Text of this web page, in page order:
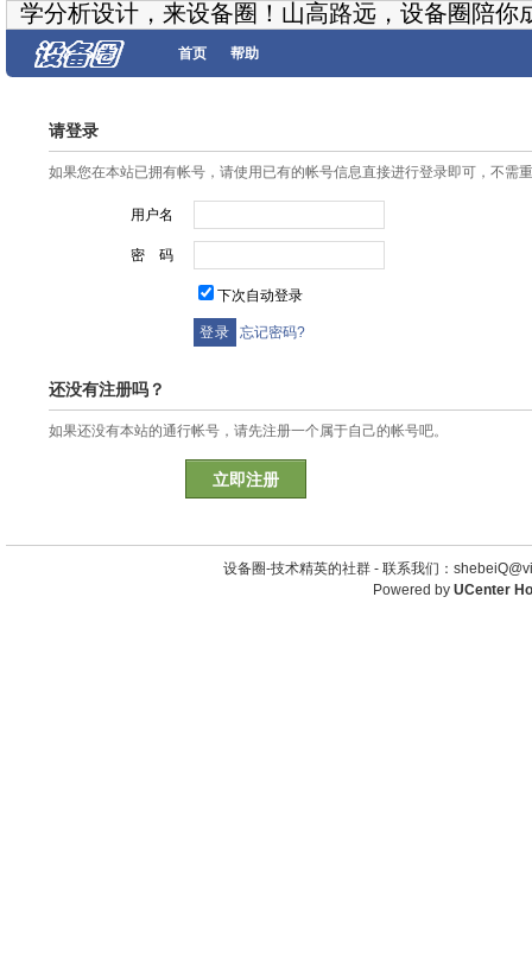
学分析设计，来设备圈！山高路远，设备圈陪你
首页 帮助
请登录
如果您在本站已拥有帐号，请使用已有的帐号信息直接进行登录即可，不需
用户名
密 码
下次自动登录
忘记密码?
还没有注册吗？
如果还没有本站的通行帐号，请先注册一个属于自己的帐号吧。
立即注册
设备圈-技术精英的社群 - 联系我们：
Powered by UCenter